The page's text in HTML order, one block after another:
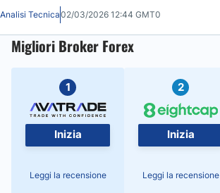
potenzialmente volatile.
Analisi Tecnica02/03/2026 12:44 GMT0
Migliori Broker Forex
1
Inizia
Leggi la recensione
2
Inizia
Leggi la recensione